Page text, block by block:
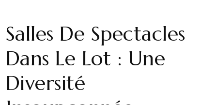
Salles De Spectacles
Dans Le Lot : Une
Diversité